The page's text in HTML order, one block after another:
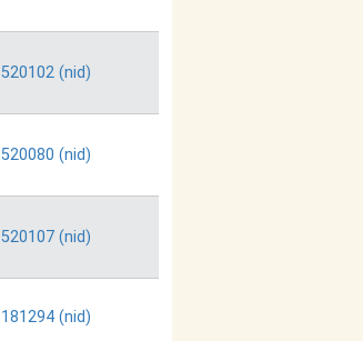
520102 (nid)
520080 (nid)
520107 (nid)
181294 (nid)